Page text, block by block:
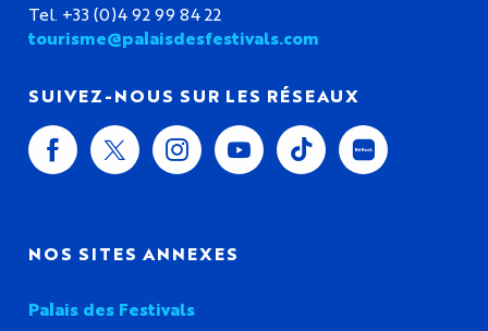
Tel. +33 (0)4 92 99 84 22
tourisme@palaisdesfestivals.com
SUIVEZ-NOUS SUR LES RÉSEAUX
NOS SITES ANNEXES
Palais des Festivals